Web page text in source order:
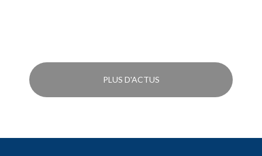
PLUS D'ACTUS